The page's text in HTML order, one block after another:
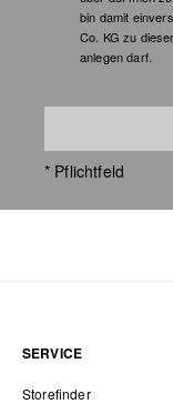
bin damit
Co. KG zu
anlegen darf.
* Pflichtfeld
SERVICE
Storefinder